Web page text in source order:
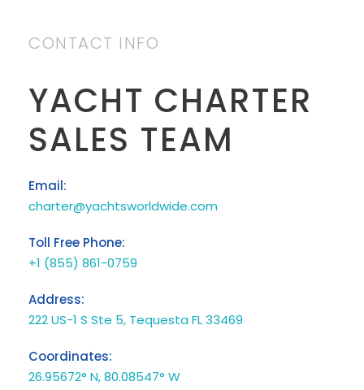
CONTACT INFO
YACHT CHARTER
SALES TEAM
Email:
charter@yachtsworldwide.com
Toll Free Phone:
+1 (855) 861-0759
Address:
222 US-1 S Ste 5, Tequesta FL 33469
Coordinates:
26.95672° N, 80.08547° W